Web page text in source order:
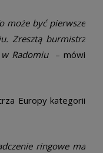
może być pierwsze
Zresztą burmistrz
Radomiu­ – mówi
Europy kategorii
ringowe ma